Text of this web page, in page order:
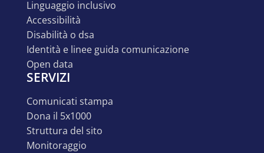
linguaggio inclusivo
accessibilità
disabilità o dsa
identità e linee guida comunicazione
open data
SERVIZI
comunicati stampa
dona il 5x1000
struttura del sito
monitoraggio